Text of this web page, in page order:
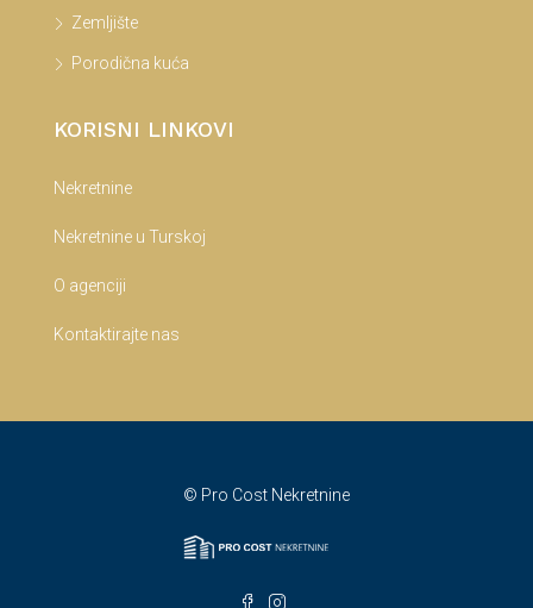
Zemljište
Porodična kuća
KORISNI LINKOVI
Nekretnine
Nekretnine u Turskoj
O agenciji
Kontaktirajte nas
© Pro Cost Nekretnine